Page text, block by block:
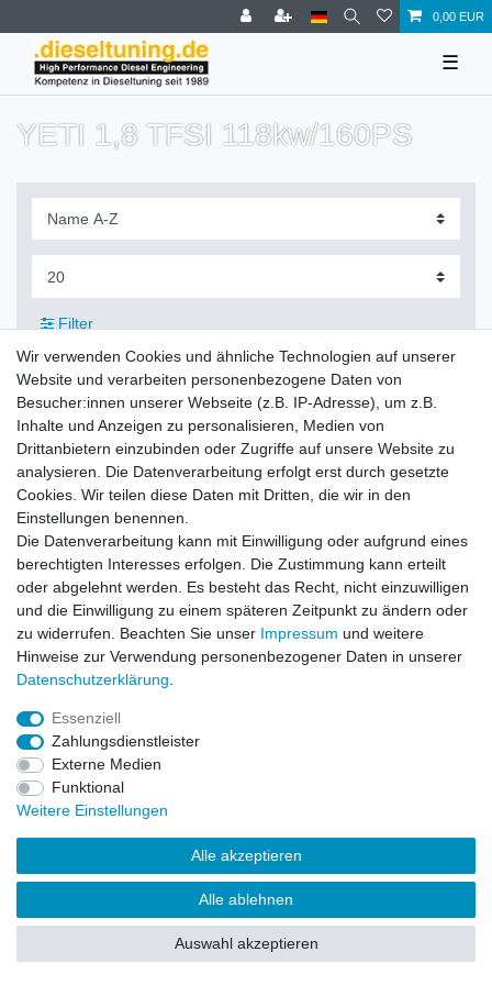
0,00 EUR
☰
YETI 1,8 TFSI 118kw/160PS
Filter
Zahlung und Versand
Daten­schutz­erklärung
Barrierefreiheitserklärung Widerrufs­recht
Vertrag widerrufen
© Copyright 2026 | Alle Rechte vorbehalten.
Wir verwenden Cookies und ähnliche Technologien auf unserer
Website und verarbeiten personenbezogene Daten von
Besucher:innen unserer Webseite (z.B. IP-Adresse), um z.B.
Inhalte und Anzeigen zu personalisieren, Medien von
Drittanbietern einzubinden oder Zugriffe auf unsere Website zu
analysieren. Die Datenverarbeitung erfolgt erst durch gesetzte
Cookies. Wir teilen diese Daten mit Dritten, die wir in den
Einstellungen benennen.
Die Datenverarbeitung kann mit Einwilligung oder aufgrund eines
berechtigten Interesses erfolgen. Die Zustimmung kann erteilt
oder abgelehnt werden. Es besteht das Recht, nicht einzuwilligen
und die Einwilligung zu einem späteren Zeitpunkt zu ändern oder
zu widerrufen. Beachten Sie unser Impressum und weitere
Hinweise zur Verwendung personenbezogener Daten in unserer
Daten­schutz­erklärung
Essenziell
Zahlungsdienstleister
Externe Medien
Funktional
Weitere Einstellungen
Alle akzeptieren
Alle ablehnen
Auswahl akzeptieren